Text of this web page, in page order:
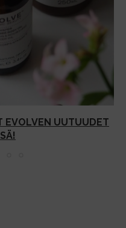
EVOLVEN UUTUUDET